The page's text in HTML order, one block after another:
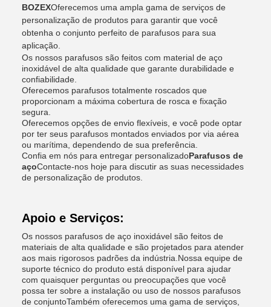
BOZEXOferecemos uma ampla gama de serviços de
personalização de produtos para garantir que você
obtenha o conjunto perfeito de parafusos para sua
aplicação.
Os nossos parafusos são feitos com material de aço
inoxidável de alta qualidade que garante durabilidade e
confiabilidade.
Oferecemos parafusos totalmente roscados que
proporcionam a máxima cobertura de rosca e fixação
segura.
Oferecemos opções de envio flexíveis, e você pode optar
por ter seus parafusos montados enviados por via aérea
ou marítima, dependendo de sua preferência.
Confia em nós para entregar personalizadoParafusos de
açoContacte-nos hoje para discutir as suas necessidades
de personalização de produtos.
Apoio e Serviços:
Os nossos parafusos de aço inoxidável são feitos de
materiais de alta qualidade e são projetados para atender
aos mais rigorosos padrões da indústria.Nossa equipe de
suporte técnico do produto está disponível para ajudar
com quaisquer perguntas ou preocupações que você
possa ter sobre a instalação ou uso de nossos parafusos
de conjuntoTambém oferecemos uma gama de serviços,